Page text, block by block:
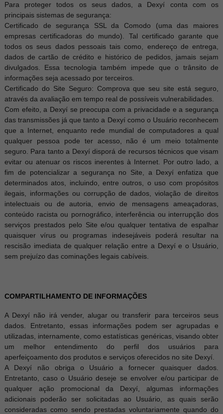
Para proteger todos os seus dados, a Dexyí conta com os
principais sistemas de segurança:
Certificado de segurança SSL da Comodo (uma das maiores
empresas certificadoras do mundo). Tal certificado garante que
todos os seus dados pessoais tais como, endereço de entrega,
dados de cartão de crédito e histórico de pedidos, jamais sejam
divulgados. Essa tecnologia também impede que o trânsito de
informações seja acessado por terceiros.
Certificado do Site Seguro: Comprova que seu site está seguro,
através da avaliação em tempo real de possíveis vulnerabilidades.
Com efeito, a Dexyí se preocupa com a privacidade e a segurança
das transmissões já que tanto a Dexyí como o Usuário reconhecem
que a Internet, enquanto rede mundial de computadores a qual
qualquer pessoa pode ter acesso, não é um meio totalmente
seguro. Para tanto a Dexyí disporá de recursos técnicos que visam
evitar ou atenuar os riscos inerentes à Internet. Por outro lado, a
fim de potencializar a segurança no Site, a Dexyí enfatiza que
determinados atos, incluindo, entre outros, o uso com propósitos
ilegais, informações ou corrupção de dados, violação de direitos
intelectuais ou de autoria, envio de mensagens ameaçadoras,
conteúdo racista ou pornográfico, interferência ou interrupção dos
serviços prestados pelo Site e/ou qualquer tentativa de espalhar
quaisquer vírus ou programas indesejáveis poderá resultar na
rescisão imediata de qualquer relação entre a Dexyí e o Usuário,
sem prejuízo das cominações legais cabíveis.
COMPARTILHAMENTO DE INFORMAÇÕES
A Dexyí não irá vender, alugar ou transferir para terceiros seus
dados. Entretanto, essas informações podem ser agrupadas e
utilizadas, internamente, como estatísticas genéricas, visando obter
um melhor entendimento do perfil dos usuários para
aperfeiçoamento dos produtos e serviços oferecidos no site Dexyí.
A Dexyí não obriga o Usuário a fornecer quaisquer dados.
Entretanto, caso o Usuário deseje se envolver e/ou participar de
qualquer ação promocional da Dexyí, algumas informações
adicionais poderão ser solicitadas ao Usuário, as quais serão
consideradas como sendo prestadas voluntariamente quando do